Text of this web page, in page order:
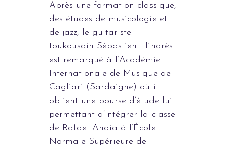
Après une formation classique,
des études de musicologie et
de jazz, le guitariste
toukousain Sébastien Llinarès
est remarqué à l’Académie
Internationale de Musique de
Cagliari (Sardaigne) où il
obtient une bourse d’étude lui
permettant d’intégrer la classe
de Rafael Andia à l’École
Normale Supérieure de